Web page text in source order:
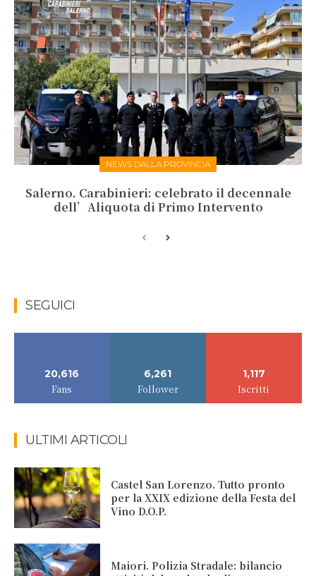
NEWS DALLA PROVINCIA
Salerno. Carabinieri: celebrato il decennale
dell’Aliquota di Primo Intervento
SEGUICI
20,616
Fans
6,261
Follower
1,117
Iscritti
ULTIMI ARTICOLI
Castel San Lorenzo. Tutto pronto
per la XXIX edizione della Festa del
Vino D.O.P.
Maiori. Polizia Stradale: bilancio